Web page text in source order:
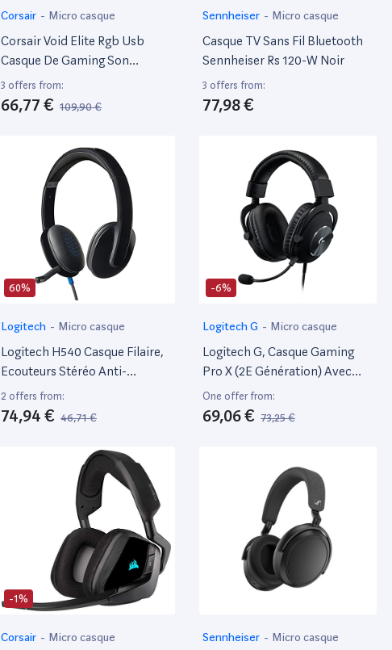
Corsair - Micro casque
Corsair Void Elite Rgb Usb
Casque De Gaming Son
Surround 7.1, Microphone
Omnidirectionnel Optimisé,
Customisable Éclairage Rgb,
Armature Aluminium Noir
3 offers from:
66,77 € 109,90 €
Sennheiser - Micro casque
Casque TV Sans Fil Bluetooth
Sennheiser Rs 120-W Noir
3 offers from:
77,98 €
60%
Logitech - Micro casque
Logitech H540 Casque Filaire,
Ecouteurs Stéréo Anti-
Parasites, Usb, Commandes
Sur L'Oreillette, Témoin
Lumineux D'Activation De La
Sourdine, PC/Mac/Portable -
2 offers from:
74,94 € 46,71 €
-6%
Logitech G - Micro casque
Logitech G, Casque Gaming
Pro X (2E Génération) Avec
Blue Voice, Dts Headphone:X
7.1 Et Transducteurs Pro-G 50
Mm (Pour PC, PS4, Switch,
One offer from:
69,06 € 73,25 €
-1%
Corsair - Micro casque Sennheiser - Micro casque